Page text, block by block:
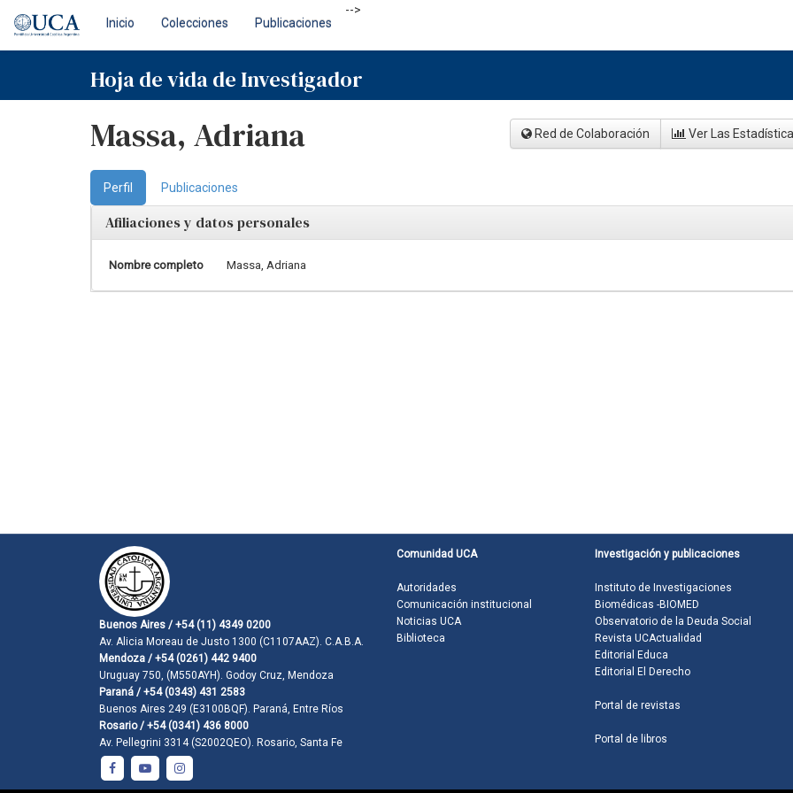
navigation
Inicio Colecciones Publicaciones
-->
Hoja de vida de Investigador
Massa, Adriana Red de Colaboración Ver Las
Perfil Publicaciones
Afiliaciones y datos personales
Nombre completo Massa, Adriana
Buenos Aires / +54 (11) 4349 0200
Av. Alicia Moreau de Justo 1300 (C1107AAZ). C.A.B.A.
Mendoza / +54 (0261) 442 9400
Uruguay 750, (M550AYH). Godoy Cruz, Mendoza
Paraná / +54 (0343) 431 2583
Buenos Aires 249 (E3100BQF). Paraná, Entre Ríos
Rosario / +54 (0341) 436 8000
Av. Pellegrini 3314 (S2002QEO). Rosario, Santa Fe
Comunidad UCA
Autoridades
Comunicación institucional
Noticias UCA
Biblioteca
Investigación y publicaciones
Instituto de Investigaciones
Biomédicas -BIOMED
Observatorio de la Deuda Social
Revista UCActualidad
Editorial Educa
Editorial El Derecho
Portal de revistas
Portal de libros